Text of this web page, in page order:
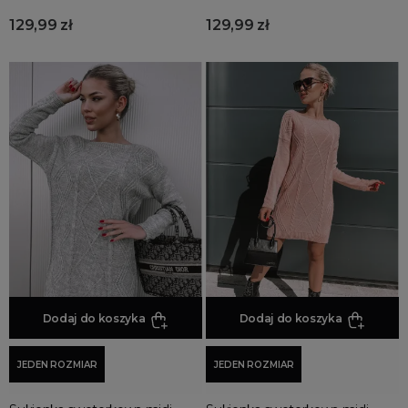
Sukienki trapezowe
Sukienki zimowe
Kolory Sukienek
Sukienki na ślub cywilny
Sukienki marynarkowe
129,99 zł 129,99 zł
Dodaj do koszyka
JEDEN ROZMIAR
Dodaj do koszyka
JEDEN ROZMIAR